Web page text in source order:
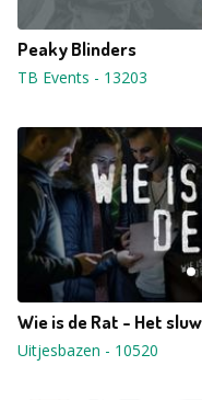
Peaky Blinders
TB Events - 13203
Wie is de Rat - Het
Uitjesbazen - 10520